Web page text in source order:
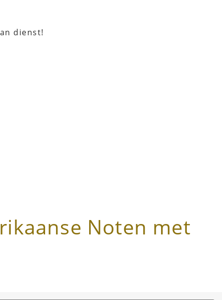
dienst!
Noten met